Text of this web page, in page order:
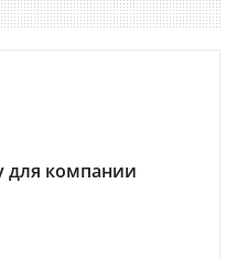
для компании